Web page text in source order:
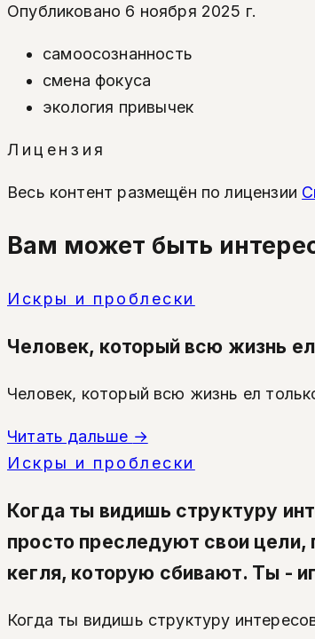
Опубликовано 6 ноября 2025 г.
самоосознанность
смена фокуса
экология привычек
Лицензия
Весь контент размещён по лицензии
Вам может быть
Искры и проблески
Человек, который всю жизнь
Человек, который всю жизнь ел
Читать дальше →
Искры и проблески
Когда ты видишь структуру
просто преследуют свои
кегля, которую сбивают. Ты -
Когда ты видишь структуру